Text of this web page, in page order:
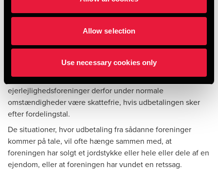
Allow selection
Use necessary cookies only
Kommentar
Også andelsboligforeninger anses normalt for selvstændige
juridiske enheder, hvorimod ejerlejlighedsforeninger som
modsætning til udbetalinger fra andelsbolig- og
grundejerforeninger vil udbetalinger fra
ejerlejlighedsforeninger derfor under normale
omstændigheder være skattefrie, hvis udbetalingen sker
efter fordelingstal.
De situationer, hvor udbetaling fra sådanne foreninger
kommer på tale, vil ofte hænge sammen med, at
foreningen har solgt et jordstykke eller hele eller dele af en
ejendom, eller at foreningen har vundet en retssag.